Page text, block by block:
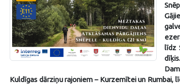
līdz
Kuldīgas dārziņu rajoniem – Kurzemītei un Rumbai,